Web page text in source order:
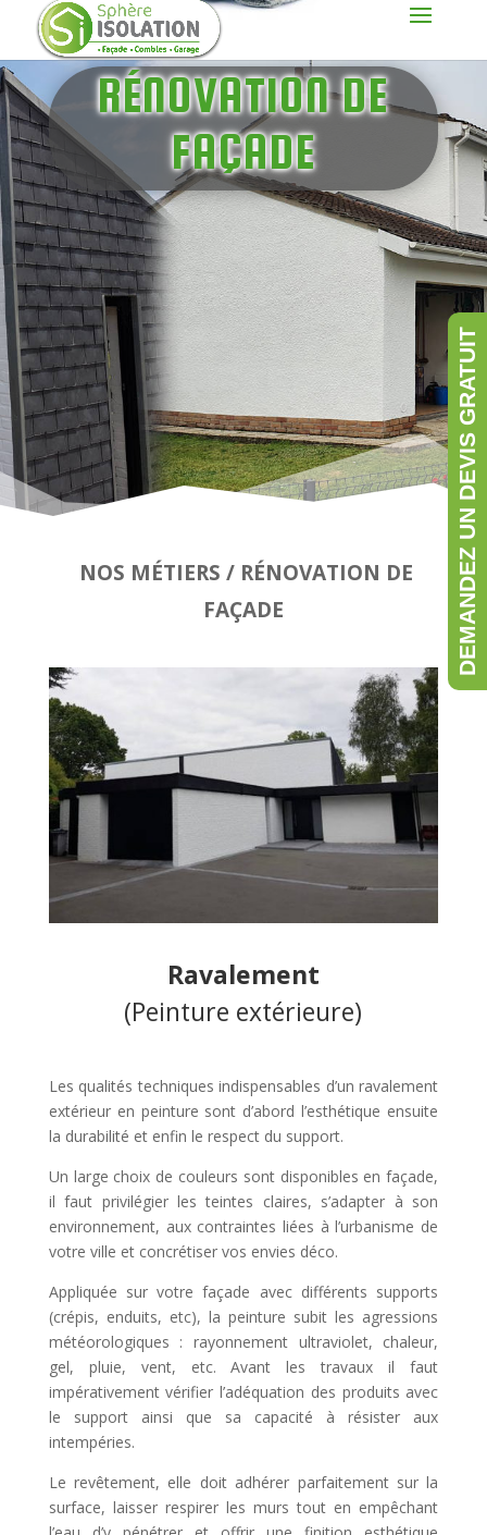
RÉNOVATION DE
FAÇADE
NOS MÉTIERS / RÉNOVATION DE
FAÇADE
Ravalement
(Peinture extérieure)
Les qualités techniques indispensables d’un ravalement
extérieur en peinture sont d’abord l’esthétique ensuite
la durabilité et enfin le respect du support.
Un large choix de couleurs sont disponibles en façade,
il faut privilégier les teintes claires, s’adapter à son
environnement, aux contraintes liées à l’urbanisme de
votre ville et concrétiser vos envies déco.
Appliquée sur votre façade avec différents supports
(crépis, enduits, etc), la peinture subit les agressions
météorologiques : rayonnement ultraviolet, chaleur,
gel, pluie, vent, etc. Avant les travaux il faut
impérativement vérifier l’adéquation des produits avec
le support ainsi que sa capacité à résister aux
intempéries.
Le revêtement, elle doit adhérer parfaitement sur la
surface, laisser respirer les murs tout en empêchant
DEMANDEZ UN DEVIS GRATUIT